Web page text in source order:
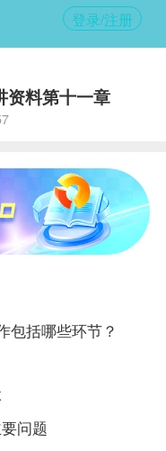
登录/注册
资料第十一章
括哪些环节？
问题